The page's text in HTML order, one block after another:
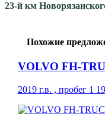
23-й км
Похожие
VOLVO FH-
2019 г.в. , пробег 1